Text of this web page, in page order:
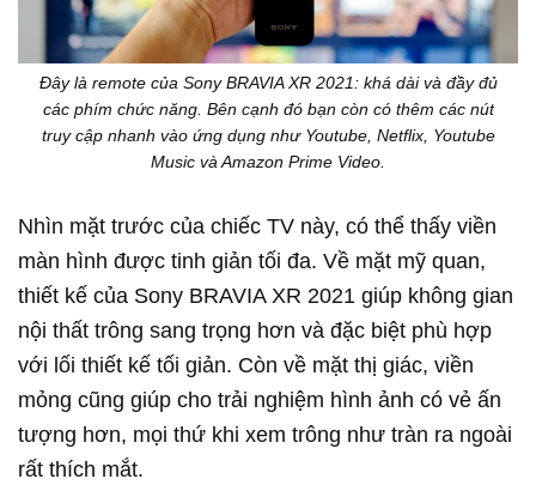
Đây là remote của Sony BRAVIA XR 2021: khá dài và đầy đủ
các phím chức năng. Bên cạnh đó bạn còn có thêm các nút
truy cập nhanh vào ứng dụng như Youtube, Netflix, Youtube
Music và Amazon Prime Video.
Nhìn mặt trước của chiếc TV này, có thể thấy viền
màn hình được tinh giản tối đa. Về mặt mỹ quan,
thiết kế của Sony BRAVIA XR 2021 giúp không gian
nội thất trông sang trọng hơn và đặc biệt phù hợp
với lối thiết kế tối giản. Còn về mặt thị giác, viền
mỏng cũng giúp cho trải nghiệm hình ảnh có vẻ ấn
tượng hơn, mọi thứ khi xem trông như tràn ra ngoài
rất thích mắt.